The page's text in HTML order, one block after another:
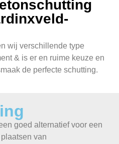
wij verschillende type
& is er en ruime keuze en
de perfecte schutting.
goed alternatief voor een
van